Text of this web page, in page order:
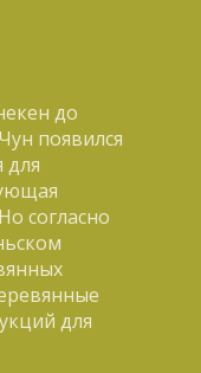
до
появился
согласно
для